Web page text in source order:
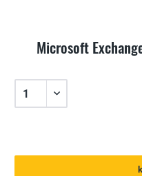
Microsoft